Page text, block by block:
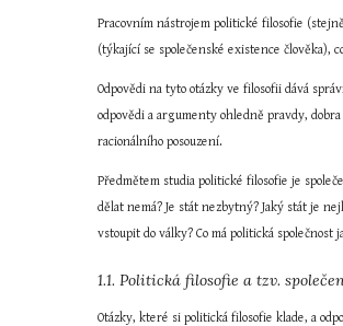
Pracovním nástrojem politické filosofie
(týkající se společenské existence člověka),
Odpovědi na tyto otázky ve filosofii dává
odpovědi a argumenty ohledně pravdy,
racionálního posouzení.
Předmětem studia politické filosofie je
dělat nemá? Je stát nezbytný? Jaký stát je
vstoupit do války? Co má politická
1.1. Politická filosofie a tzv.
Otázky, které si politická filosofie klade, a